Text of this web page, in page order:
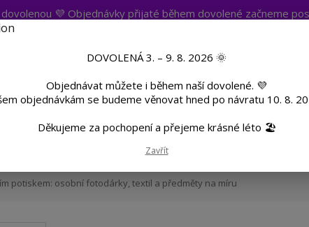
💜 Objednávky přijaté během dovolené začneme
potiskem: osobní fotodárky, textil a předměty na míru
DOVOLENÁ 3. – 9. 8. 2026 🌞
Objednávat můžete i během naší dovolené. 💜
objednávkám se budeme věnovat hned po návratu 10. 8.
Děkujeme za pochopení a přejeme krásné léto 🏖️
Zavřít